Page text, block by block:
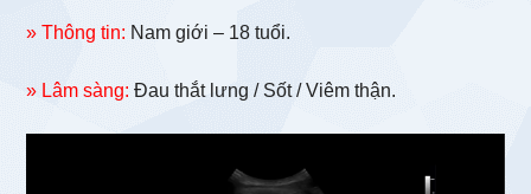
» Thông tin: Nam giới – 18 tuổi.
» Lâm sàng: Đau thắt lưng / Sốt / Viêm thận.